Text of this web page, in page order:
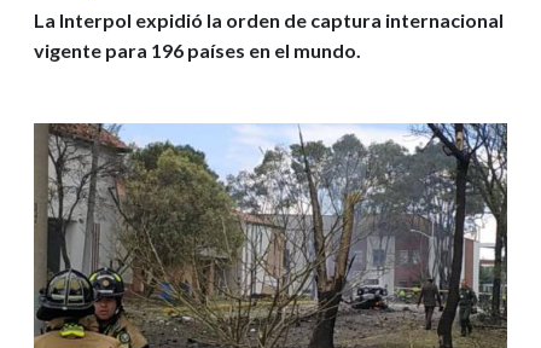
La Interpol expidió la orden de captura internacional
vigente para 196 países en el mundo.